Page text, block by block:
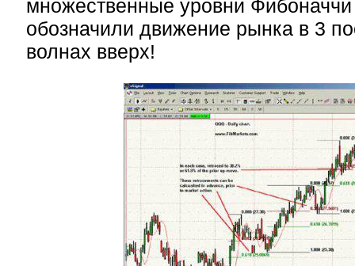
множественные уровни
обозначили движение рынка в 3
волнах вверх!